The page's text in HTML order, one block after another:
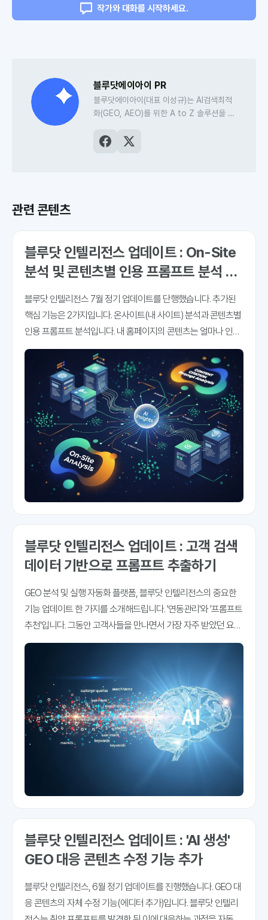
작가와 대화를 시작하세요.
블루닷에이아이 PR
블루닷에이아이(대표 이성규)는 AI검색최적
화(GEO, AEO)를 위한 A to Z 솔루션을 개
AI검색최적화 플랫폼인
관련 콘텐츠
블루닷 인텔리전스 업데이트 : On-Site
분석 및 콘텐츠별 인용 프롬프트 분석 추
가
블루닷 인텔리전스 7월 정기 업데이트를 단행했습니다. 추가된
핵심 기능은 2가지입니다. 온사이트(내 사이트) 분석과 콘텐츠별
인용 프롬프트 분석입니다. 내 홈페이지의 콘텐츠는 얼마나 인용
되고 있고, 어떤 AI검색, 어떤 프롬프트에 더 많이 인용되고 있는
지 파악해 볼 수 있는 메뉴입니다. 우리 회사 홈페이지
블루닷 인텔리전스 업데이트 : 고객 검색
데이터 기반으로 프롬프트 추출하기
GEO 분석 및 실행 자동화 플랫폼, 블루닷 인텔리전스의 중요한
기능 업데이트 한 가지를 소개해드립니다. '연동관리'와 '프롬프트
추천'입니다. 그동안 고객사들을 만나면서 가장 자주 받았던 요청
사항 중 하나를 꼽자면 '프롬프트는 어떻게 만들어야 하나요'입니
블루닷 인텔리전스 업데이트 : 'AI 생성'
GEO 대응 콘텐츠 수정 기능 추가
블루닷 인텔리전스, 6월 정기 업데이트를 진행했습니다. GEO 대
응 콘텐츠의 자체 수정 기능(에디터 추가)입니다. 블루닷 인텔리